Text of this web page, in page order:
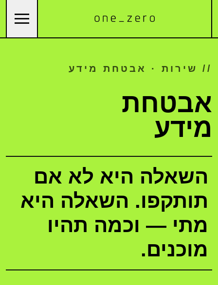
// שירות · אבטחת מידע
אבטחת
מידע
השאלה היא לא אם
תותקפו. השאלה היא
מתי — וכמה תהיו
מוכנים.